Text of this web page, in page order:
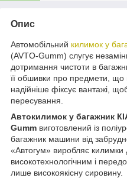
Опис
Автомобільний килимок у
(AVTO-Gumm) слугує
дотримання чистоти в
її обшивки про предмети, що
надійніше фіксує вантажі,
пересування.
Автокилимок у багажник
Gumm виготовлений із
багажник машини від
«Автогум» виробляє килимки
високотехнологічним і
лише високоякісну сировину.